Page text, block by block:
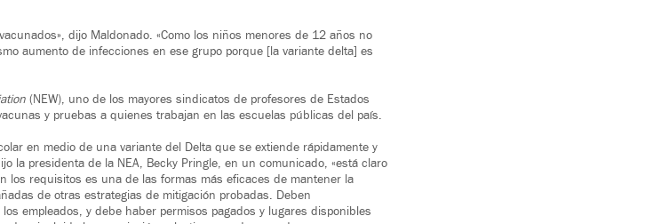
dijo Maldonado. «Como los niños menores de 12 años no
aumento de infecciones en ese grupo porque [la variante delta] es
(NEW), uno de los mayores sindicatos de profesores de Estados
y pruebas a quienes trabajan en las escuelas públicas del país.
en medio de una variante del Delta que se extiende rápidamente y
la presidenta de la NEA, Becky Pringle, en un comunicado, «está claro
los requisitos es una de las formas más eficaces de mantener la
de otras estrategias de mitigación probadas. Deben
empleados, y debe haber permisos pagados y lugares disponibles